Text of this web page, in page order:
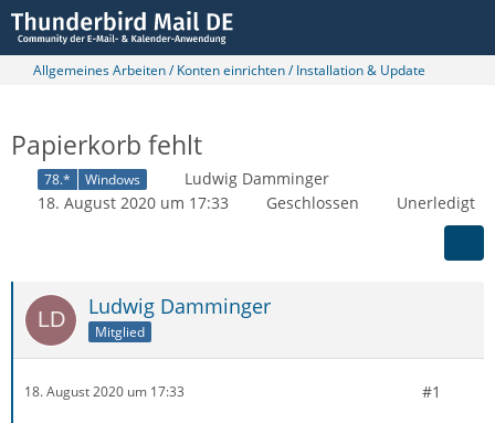
Allgemeines Arbeiten / Konten einrichten / Installation & Update
Papierkorb fehlt
78.* Windows
Ludwig Damminger
18. August 2020 um 17:33
Geschlossen Unerledigt
Ludwig Damminger
Mitglied
18. August 2020 um 17:33 #1